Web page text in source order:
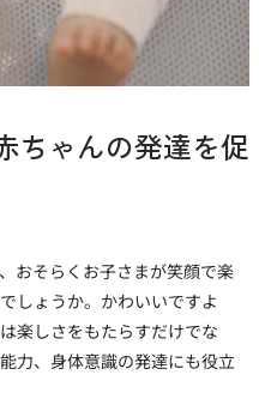
ちゃんの発達を促
おそらくお子さまが笑顔で楽
しょうか。かわいいですよ
楽しさをもたらすだけでな
力、身体意識の発達にも役立